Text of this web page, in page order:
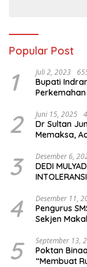
Popular Post
1 Juli 2, 2023
Bupati
2 Juni 15, 2025
Dr Sultan
Memaksa,
3 Desember 6,
DEDI
4 Desember 11,
Pengurus
Sekjen
5 September 13,
Poktan
“Membuat